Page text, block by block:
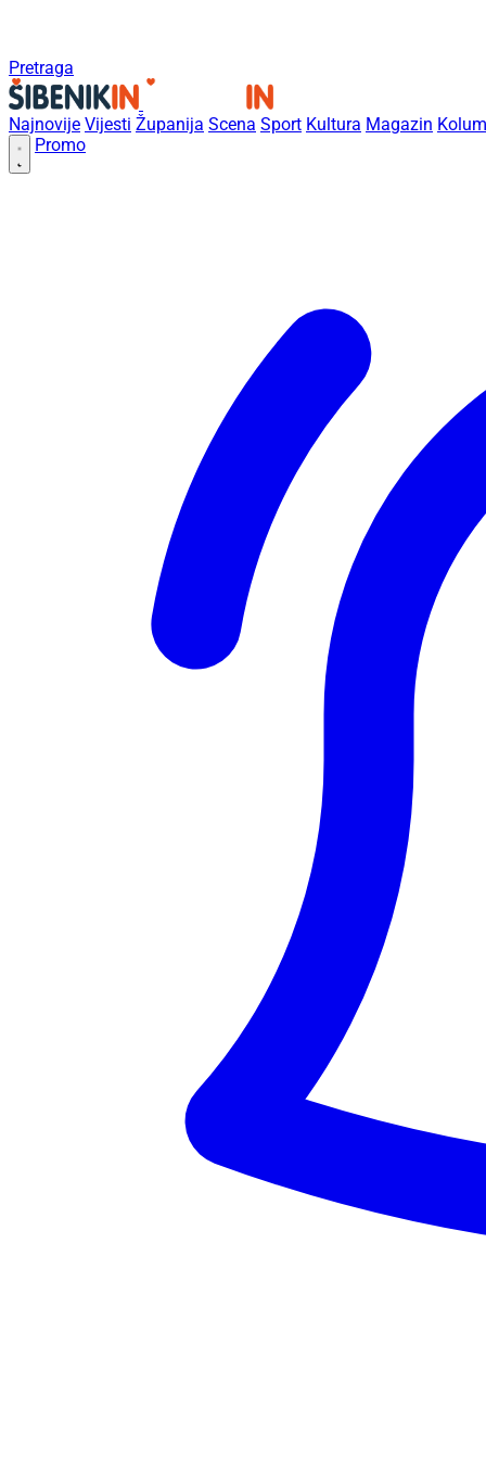
Pretraga
Najnovije Vijesti Županija Scena Sport Kultura Magazin
Promo